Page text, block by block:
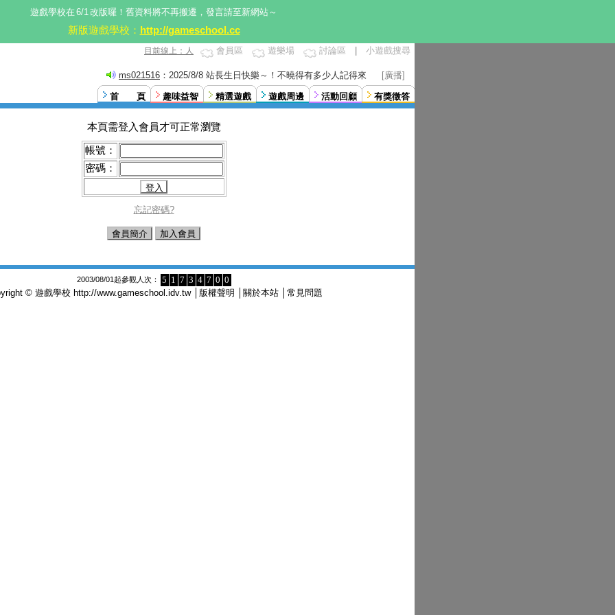
遊戲學校在 6/1改版囉！舊資料將不再搬遷，發言請至新網站～
新版遊戲學校： http://gameschool.cc
目前線上：人 會員區 遊樂場 討論區 小遊戲搜尋
ms021516 ：2025/8/8 站長生日快樂～！不曉得有多少人記得來
這。XD
[廣播]
首 頁 趣味益智 精選遊戲 遊戲周邊 活動回顧 有獎徵答
本頁需登入會員才可正常瀏覽
帳號：
密碼：
忘記密碼?
會員簡介 加入會員
2003/08/01起參觀人次： 5 1 7 3 4 7 0 0
© 遊戲學校 http://www.gameschool.idv.tw│ 版權聲明 關於本站 常見問題